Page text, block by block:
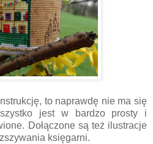
to naprawdę nie ma się
jest w bardzo prosty i
Dołączone są też ilustracje
księgarni.